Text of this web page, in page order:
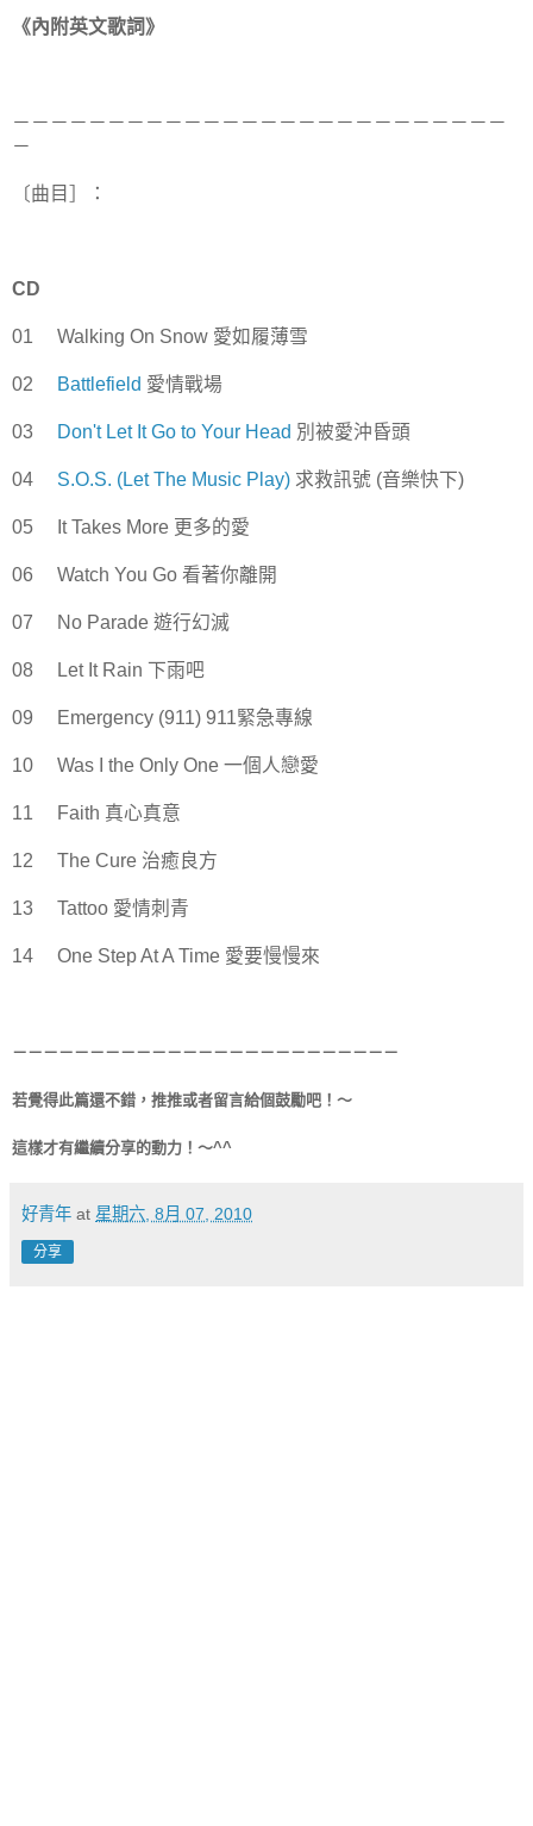
《內附英文歌詞》
－－－－－－－－－－－－－－－－－－－－－－－－－－
－
〔曲目］：
CD
01 Walking On Snow 愛如履薄雪
02 Battlefield 愛情戰場
03 Don't Let It Go to Your Head 別被愛沖昏頭
04 S.O.S. (Let The Music Play) 求救訊號 (音樂快下)
05 It Takes More 更多的愛
06 Watch You Go 看著你離開
07 No Parade 遊行幻滅
08 Let It Rain 下雨吧
09 Emergency (911) 911緊急專線
10 Was I the Only One 一個人戀愛
11 Faith 真心真意
12 The Cure 治癒良方
13 Tattoo 愛情刺青
14 One Step At A Time 愛要慢慢來
－－－－－－－－－－－－－－－－－－－－－－－－－
若覺得此篇還不錯，推推或者留言給個鼓勵吧！～
這樣才有繼續分享的動力！～^^
好青年 at 星期六, 8月 07, 2010
分享